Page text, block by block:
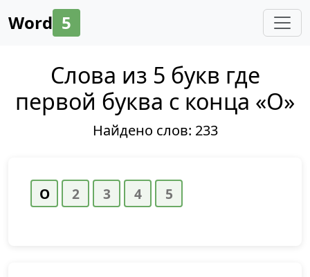
Word 5
Слова из 5 букв где
первой буква с конца «О»
Найдено слов: 233